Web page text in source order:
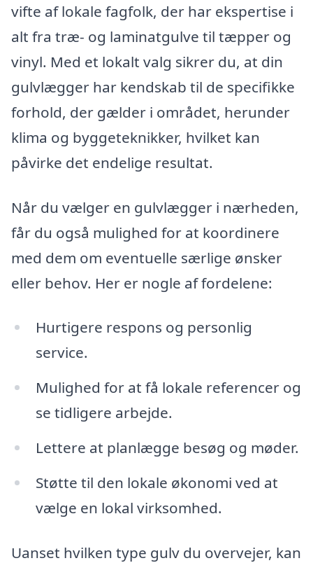
vifte af lokale fagfolk, der har ekspertise i
alt fra træ- og laminatgulve til tæpper og
vinyl. Med et lokalt valg sikrer du, at din
gulvlægger har kendskab til de specifikke
forhold, der gælder i området, herunder
klima og byggeteknikker, hvilket kan
påvirke det endelige resultat.
Når du vælger en gulvlægger i nærheden,
får du også mulighed for at koordinere
med dem om eventuelle særlige ønsker
eller behov. Her er nogle af fordelene:
Hurtigere respons og personlig
service.
Mulighed for at få lokale referencer og
se tidligere arbejde.
Lettere at planlægge besøg og møder.
Støtte til den lokale økonomi ved at
vælge en lokal virksomhed.
Uanset hvilken type gulv du overvejer, kan